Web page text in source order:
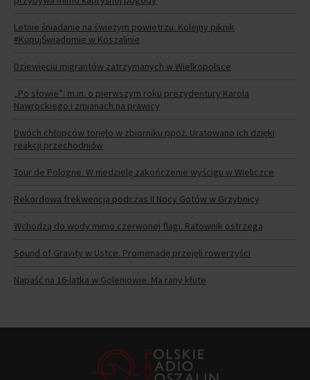
Letnie śniadanie na świeżym powietrzu. Kolejny piknik
#KupujŚwiadomie w Koszalinie
Dziewięciu migrantów zatrzymanych w Wielkopolsce
„Po słowie”: m.in. o pierwszym roku prezydentury Karola
Nawrockiego i zmianach na prawicy
Dwóch chłopców tonęło w zbiorniku ppoż. Uratowano ich dzięki
reakcji przechodniów
Tour de Pologne. W niedzielę zakończenie wyścigu w Wieliczce
Rekordowa frekwencja podczas II Nocy Gotów w Grzybnicy
Wchodzą do wody mimo czerwonej flagi. Ratownik ostrzega
Sound of Gravity w Ustce. Promenadę przejęli rowerzyści
Napaść na 16-latka w Goleniowie. Ma rany kłute